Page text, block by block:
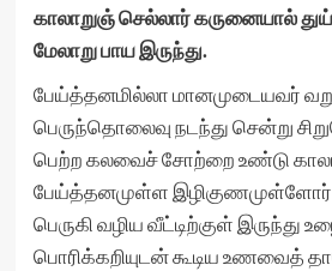
காலாறுஞ் செல்லார் கருனையால்
மேலாறு பாய இருந்து.
பேய்த்தனமில்லா மானமுடையவர்
பெருந்தொலைவு நடந்து சென்று
பெற்ற கலவைச் சோற்றை உண்டு
பேய்த்தனமுள்ள இழிகுணமுள்ளோர்
பெருகி வழிய வீட்டிற்குள் இருந்து
பொரிக்கறியுடன் கூடிய உணவைத்